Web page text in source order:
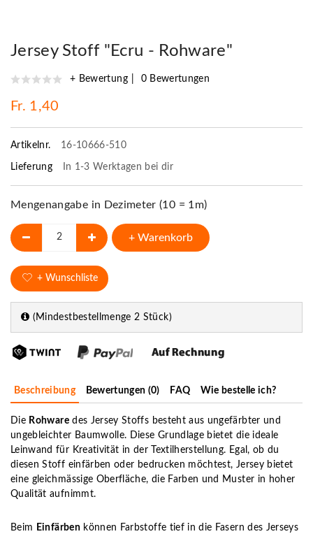
Jersey Stoff "Ecru - Rohware"
+ Bewertung 0 Bewertungen
Fr. 1,40
Artikelnr. 16-10666-510
Lieferung In 1-3 Werktagen bei dir
Mengenangabe in Dezimeter (10 = 1m)
+ Warenkorb
+ Wunschliste
(Mindestbestellmenge 2 Stück)
Beschreibung Bewertungen (0) FAQ Wie bestelle ich?
Die Rohwaredes Jersey Stoffs besteht aus ungefärbter und
ungebleichter Baumwolle. Diese Grundlage bietet die ideale
Leinwand für Kreativität in der Textilherstellung. Egal, ob du
diesen Stoff einfärben oder bedrucken möchtest, Jersey bietet
eine gleichmässige Oberfläche, die Farben und Muster in hoher
Qualität aufnimmt.
Beim Einfärbenkönnen Farbstoffe tief in die Fasern des Jerseys